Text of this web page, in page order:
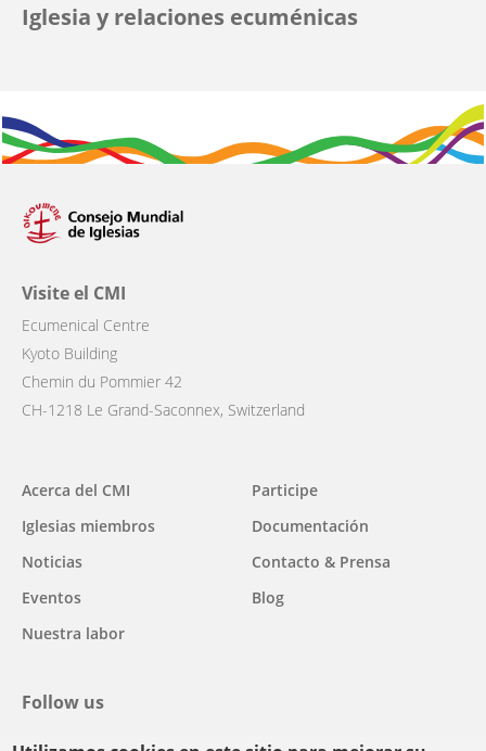
Iglesia y relaciones ecuménicas
Visite el CMI
Ecumenical Centre
Kyoto Building
Chemin du Pommier 42
CH-1218 Le Grand-Saconnex, Switzerland
Main
navigation
Acerca del CMI
Iglesias miembros
Noticias
Eventos
Nuestra labor
Participe
Documentación
Contacto & Prensa
Blog
Follow us